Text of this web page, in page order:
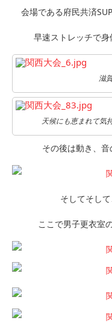
会場である府民共済
早速ストレッチで身
滋
天候にも恵まれて気
その後は動き、
そしてそし
ここで男子更衣室